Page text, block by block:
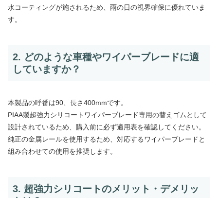
水コーティングが施されるため、雨の日の視界確保に優れていま
す。
2. どのような車種やワイパーブレードに適
していますか？
本製品の呼番は90、長さ400mmです。
PIAA製超強力シリコートワイパーブレード専用の替えゴムとして
設計されているため、購入前に必ず適用表を確認してください。
純正の金属レールを使用するため、対応するワイパーブレードと
組み合わせての使用を推奨します。
3. 超強力シリコートのメリット・デメリッ